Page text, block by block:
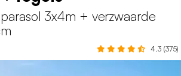
3x4m + verzwaarde
4.3 (375)